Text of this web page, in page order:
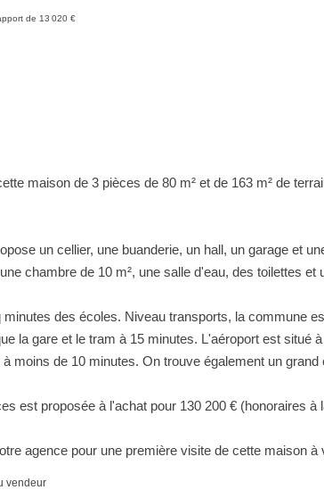
de 13 020 €
maison de 3 pièces de 80 m² et de 163 m² de
un cellier, une buanderie, un hall, un garage et
chambre de 10 m², une salle d'eau, des toilettes et
minutes des écoles. Niveau transports, la commune
la gare et le tram à 15 minutes. L'aéroport est situé
moins de 10 minutes. On trouve également un
est proposée à l'achat pour 130 200 € (honoraires à
agence pour une première visite de cette maison à
vendeur